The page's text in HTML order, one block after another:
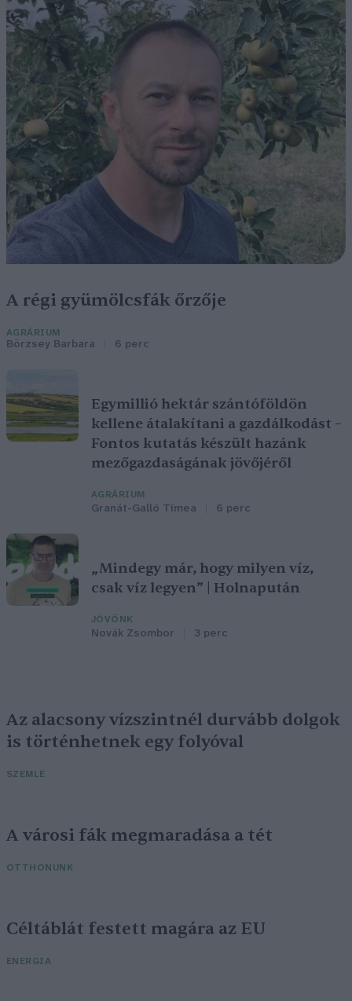
A régi gyümölcsfák őrzője
AGRÁRIUM
Börzsey Barbara 6 perc
Egymillió hektár szántóföldön
kellene átalakítani a gazdálkodást –
Fontos kutatás készült hazánk
mezőgazdaságának jövőjéről
AGRÁRIUM
Granát-Galló Tímea 6 perc
„Mindegy már, hogy milyen víz,
csak víz legyen” | Holnapután
JÖVŐNK
Novák Zsombor 3 perc
Az alacsony vízszintnél durvább dolgok
is történhetnek egy folyóval
SZEMLE
A városi fák megmaradása a tét
OTTHONUNK
Céltáblát festett magára az EU
ENERGIA